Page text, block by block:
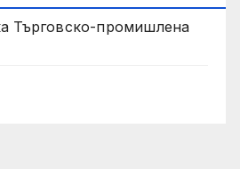
Търговско-промишлена